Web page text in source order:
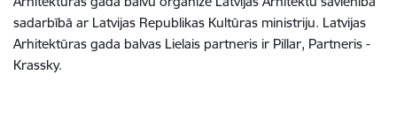
sadarbībā ar Latvijas Republikas Kultūras ministriju. Latvijas
Arhitektūras gada balvas Lielais partneris ir Pillar, Partneris -
Krassky.